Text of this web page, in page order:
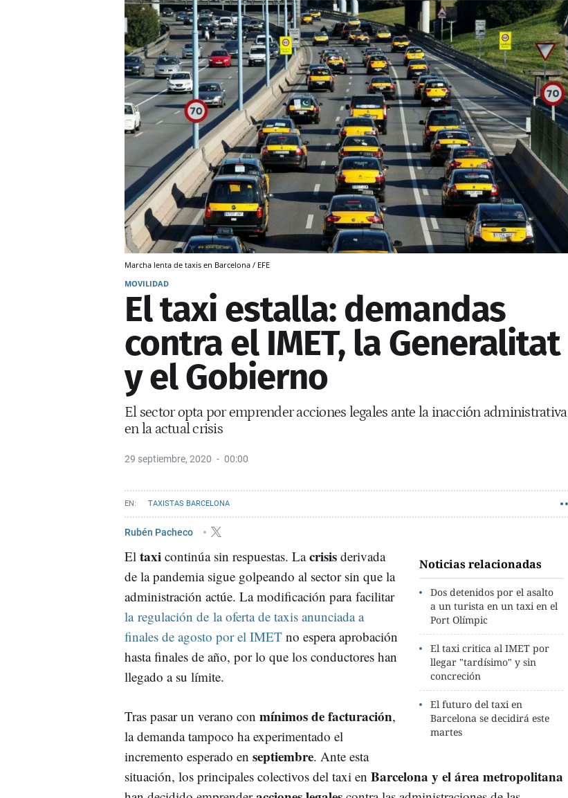
Marcha lenta de taxis en Barcelona / EFE
MOVILIDAD
El taxi estalla: demandas
contra el IMET, la Generalitat
y el Gobierno
El sector opta por emprender acciones legales ante la inacción administrativa
en la actual crisis
29 septiembre, 2020 00:00
TAXISTAS BARCELONA
Rubén Pacheco
Noticias relacionadas
Dos detenidos por el asalto
a un turista en un taxi en el
Port Olímpic
El taxi critica al IMET por
llegar "tardísimo" y sin
concreción
El futuro del taxi en
Barcelona se decidirá este
martes
El taxi continúa sin respuestas. Lacrisis derivada
de la pandemia sigue golpeando al sector sin que la
administración actúe. La modificación para facilitar
la regulación de la oferta de taxis anunciada a
finales de agosto por el IMET no espera aprobación
hasta finales de año, por lo que los conductores han
llegado a su límite.
Tras pasar un verano con mínimos de facturación,
la demanda tampoco ha experimentado el
incremento esperado en septiembre. Ante esta
situación, los principales colectivos del taxi en Barcelona y el área metropolitana